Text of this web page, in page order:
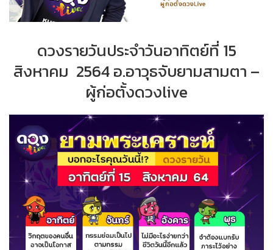
ดวงรายวันประจำวันอาทิตย์ที่ 15
สิงหาคม 2564 อ.อาวุธจับยามสามตา –
ผู้ก่อตั้งดวงlive